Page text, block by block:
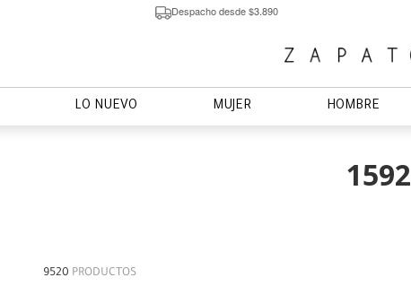
Despacho desde $3.890
LO NUEVO MUJER HOMBRE
1592
9520 PRODUCTOS